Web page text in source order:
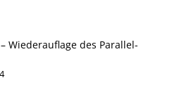
Wiederauflage des Parallel-